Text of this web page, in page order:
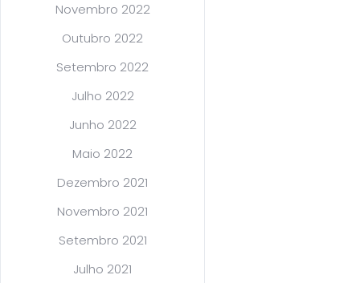
Novembro 2022
Outubro 2022
Setembro 2022
Julho 2022
Junho 2022
Maio 2022
Dezembro 2021
Novembro 2021
Setembro 2021
Julho 2021